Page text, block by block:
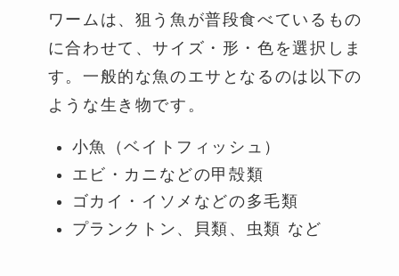
ワームは、狙う魚が普段食べているもの
に合わせて、サイズ・形・色を選択しま
す。一般的な魚のエサとなるのは以下の
ような生き物です。
小魚（ベイトフィッシュ）
エビ・カニなどの甲殻類
ゴカイ・イソメなどの多毛類
プランクトン、貝類、虫類 など